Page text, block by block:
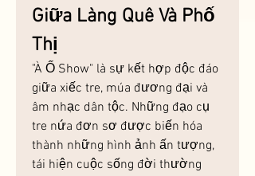
Giữa Làng Quê Và Phố
Thị
"À Ố Show" là sự kết hợp độc đáo
giữa xiếc tre, múa đương đại và
âm nhạc dân tộc. Những đạo cụ
tre nứa đơn sơ được biến hóa
thành những hình ảnh ấn tượng,
tái hiện cuộc sống đời thường